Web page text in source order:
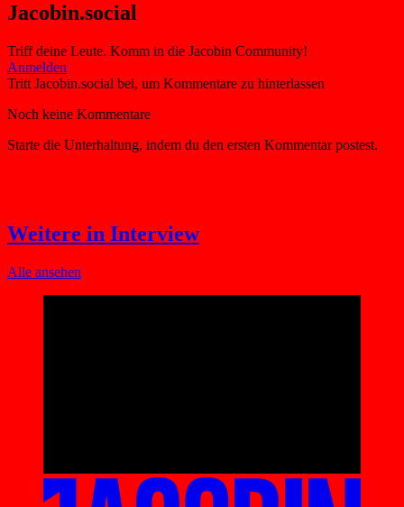
Jacobin.social
Triff deine Leute. Komm in die Jacobin Community!
Weitere in Interview
Alle ansehen